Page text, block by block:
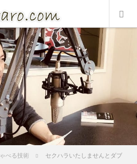
べる技術
セクハラいたしませんとダブ